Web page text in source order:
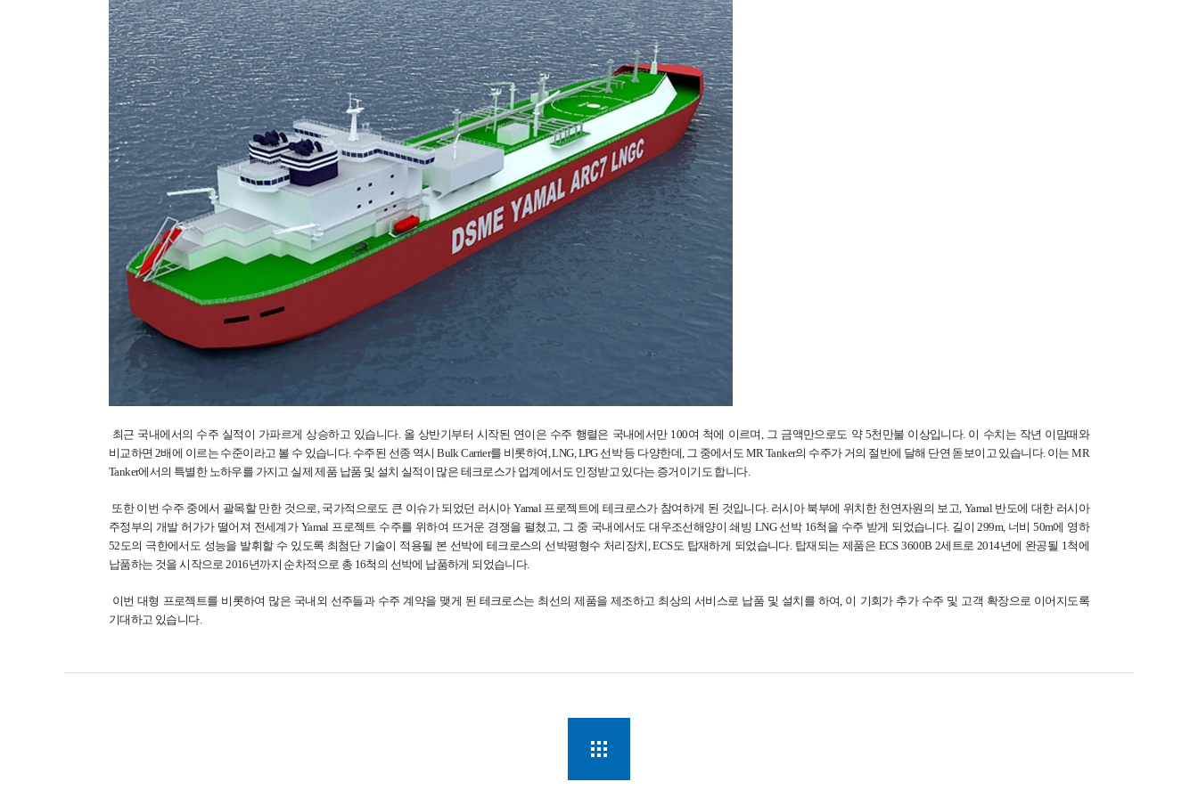
최근 국내에서의 수주 실적이 가파르게 상승하고 있습니다. 올 상반기부터 시작된 연이은 수주 행렬은 국내에서만 100여 척에 이르며, 그 금액만으로도 약 5천만불 이상입니다. 이 수치는 작년 이맘때와
비교하면 2배에 이르는 수준이라고 볼 수 있습니다. 수주된 선종 역시 Bulk Carrier를 비롯하여, LNG, LPG 선박 등 다양한데, 그 중에서도 MR Tanker의 수주가 거의 절반에 달해 단연 돋보이고 있습니다. 이는 MR
Tanker에서의 특별한 노하우를 가지고 실제 제품 납품 및 설치 실적이 많은 테크로스가 업계에서도 인정받고 있다는 증거이기도 합니다.
또한 이번 수주 중에서 괄목할 만한 것으로, 국가적으로도 큰 이슈가 되었던 러시아 Yamal 프로젝트에 테크로스가 참여하게 된 것입니다. 러시아 북부에 위치한 천연자원의 보고, Yamal 반도에 대한 러시아
주정부의 개발 허가가 떨어져 전세계가 Yamal 프로젝트 수주를 위하여 뜨거운 경쟁을 펼쳤고, 그 중 국내에서도 대우조선해양이 쇄빙 LNG 선박 16척을 수주 받게 되었습니다. 길이 299m, 너비 50m에 영하
52도의 극한에서도 성능을 발휘할 수 있도록 최첨단 기술이 적용될 본 선박에 테크로스의 선박평형수 처리장치, ECS도 탑재하게 되었습니다. 탑재되는 제품은 ECS 3600B 2세트로 2014년에 완공될 1척에
납품하는 것을 시작으로 2016년까지 순차적으로 총 16척의 선박에 납품하게 되었습니다.
이번 대형 프로젝트를 비롯하여 많은 국내외 선주들과 수주 계약을 맺게 된 테크로스는 최선의 제품을 제조하고 최상의 서비스로 납품 및 설치를 하여, 이 기회가 추가 수주 및 고객 확장으로 이어지도록
기대하고 있습니다.